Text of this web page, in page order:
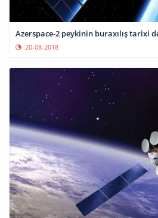
Azerspace-2 peykinin buraxılış tarixi
20-08-2018